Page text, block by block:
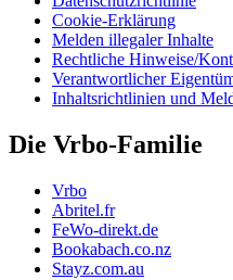
Cookie-Erklärung
Melden illegaler Inhalte
Rechtliche Hinweise/
Verantwortlicher
Inhaltsrichtlinien und
Die Vrbo-Familie
Vrbo
Abritel.fr
FeWo-direkt.de
Bookabach.co.nz
Stayz.com.au